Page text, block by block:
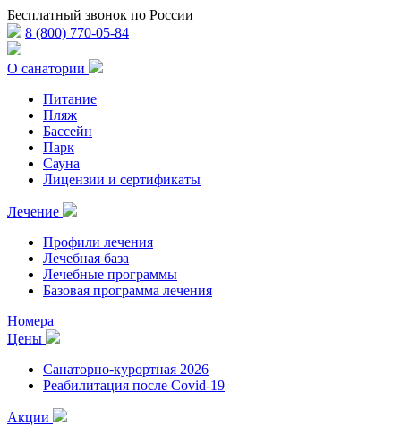
Бесплатный звонок по России
8 (800) 770-05-84
О санатории
Питание
Пляж
Бассейн
Парк
Сауна
Лицензии и сертификаты
Лечение
Профили лечения
Лечебная база
Лечебные программы
Базовая программа лечения
Номера
Цены
Санаторно-курортная 2026
Реабилитация после Covid-19
Акции